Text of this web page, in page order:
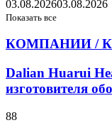
03.08.202603.08.2026
Показать все
КОМПАНИИ /
Dalian Huarui
изготовителя
88